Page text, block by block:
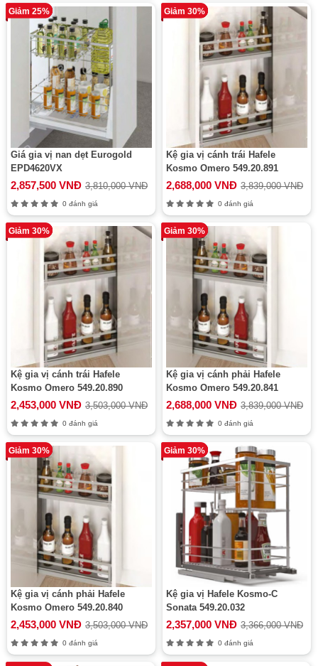
Giảm 25%
Giá gia vị nan dẹt Eurogold
EPD4620VX
2,857,500 VNĐ 3,810,000 VNĐ
0 đánh giá
Giảm 30%
Kệ gia vị cánh trái Hafele
Kosmo Omero 549.20.891
2,688,000 VNĐ 3,839,000 VNĐ
0 đánh giá
Giảm 30%
Kệ gia vị cánh trái Hafele
Kosmo Omero 549.20.890
2,453,000 VNĐ 3,503,000 VNĐ
0 đánh giá
Giảm 30%
Kệ gia vị cánh phải Hafele
Kosmo Omero 549.20.841
2,688,000 VNĐ 3,839,000 VNĐ
0 đánh giá
Giảm 30%
Kệ gia vị cánh phải Hafele
Kosmo Omero 549.20.840
2,453,000 VNĐ 3,503,000 VNĐ
0 đánh giá
Giảm 30%
Kệ gia vị Hafele Kosmo-C
Sonata 549.20.032
2,357,000 VNĐ 3,366,000 VNĐ
0 đánh giá